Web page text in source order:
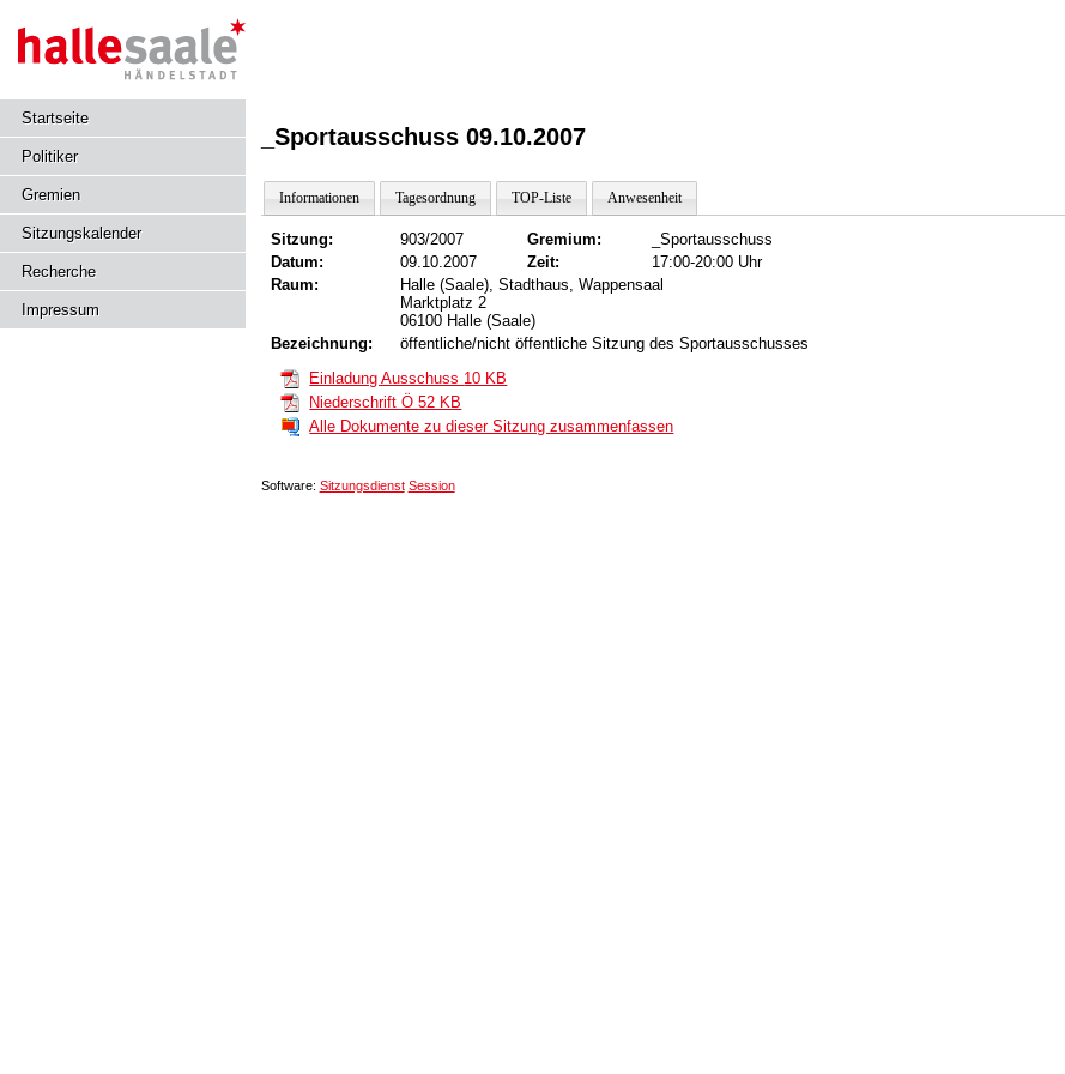
Startseite
Politiker
Gremien
Sitzungskalender
Recherche
Impressum
_Sportausschuss 09.10.2007
Informationen Tagesordnung TOP-Liste Anwesenheit
Sitzung: 903/2007 Gremium:
_Sportausschuss
Datum:
09.10.2007 Zeit:
17:00-20:00 Uhr
Raum:
Halle (Saale), Stadthaus, Wappensaal
Marktplatz 2
06100 Halle (Saale)
Bezeichnung:
öffentliche/nicht öffentliche Sitzung des Sportausschusses
Einladung Ausschuss 10 KB
Niederschrift Ö52 KB
Alle Dokumente zu dieser Sitzung zusammenfassen
Software: Sitzungsdienst Session